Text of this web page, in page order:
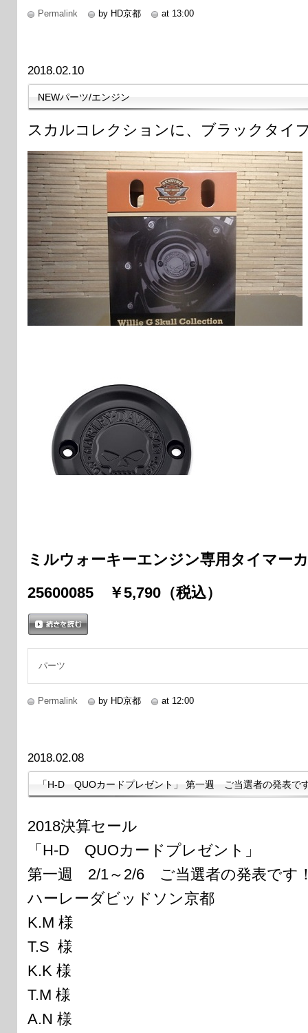
Permalink by HD京都 at 13:00
2018.02.10
NEWパーツ/エンジン
スカルコレクションに、ブラックタイ
ミルウォーキーエンジン専用タイマー
25600085 ￥5,790（税込）
パーツ
Permalink by HD京都 at 12:00
2018.02.08
「H-D QUOカードプレゼント」 第一週 ご当選者の発表で
2018決算セール
「H-D QUOカードプレゼント」
第一週 2/1～2/6 ご当選者の発表です
ハーレーダビッドソン京都
K.M 様
T.S 様
K.K 様
T.M 様
A.N 様